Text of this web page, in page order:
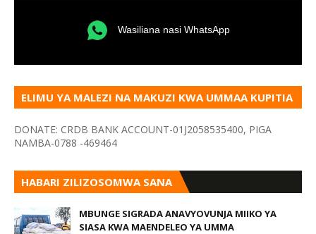
Wasiliana nasi WhatsApp
ELIMU YA MALEZI NA MAKUZI KWA UMMAA KUPITIA
DONATE: CRDB BANK ACCOUNT-01J2058535400, PIGA
NAMBA-0788 -469464
HABARI ZILIZOSOMWA SANA
MBUNGE SIGRADA ANAVYOVUNJA MIIKO YA
SIASA KWA MAENDELEO YA UMMA